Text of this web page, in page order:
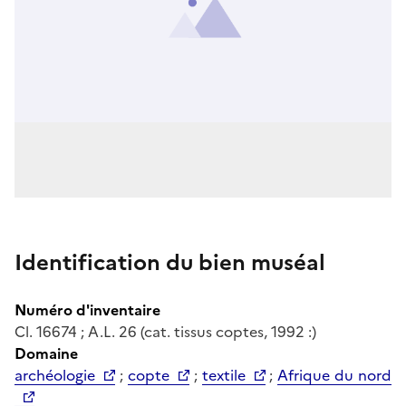
Identification du bien muséal
Numéro d'inventaire
Cl. 16674 ; A.L. 26 (cat. tissus coptes, 1992 :)
Domaine
archéologie
; copte ; textile ;Afrique du nord